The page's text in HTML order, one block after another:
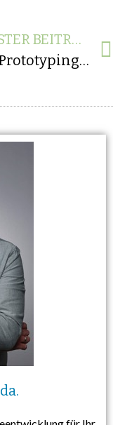
NÄCHSTER BEITRAG
Rapid Prototyping in der Softwareentwicklung: Erfolgsgeschichten und Lessons Learned